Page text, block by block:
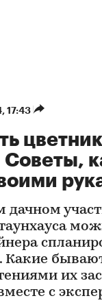
17:43
Советы,
Какие
их
с